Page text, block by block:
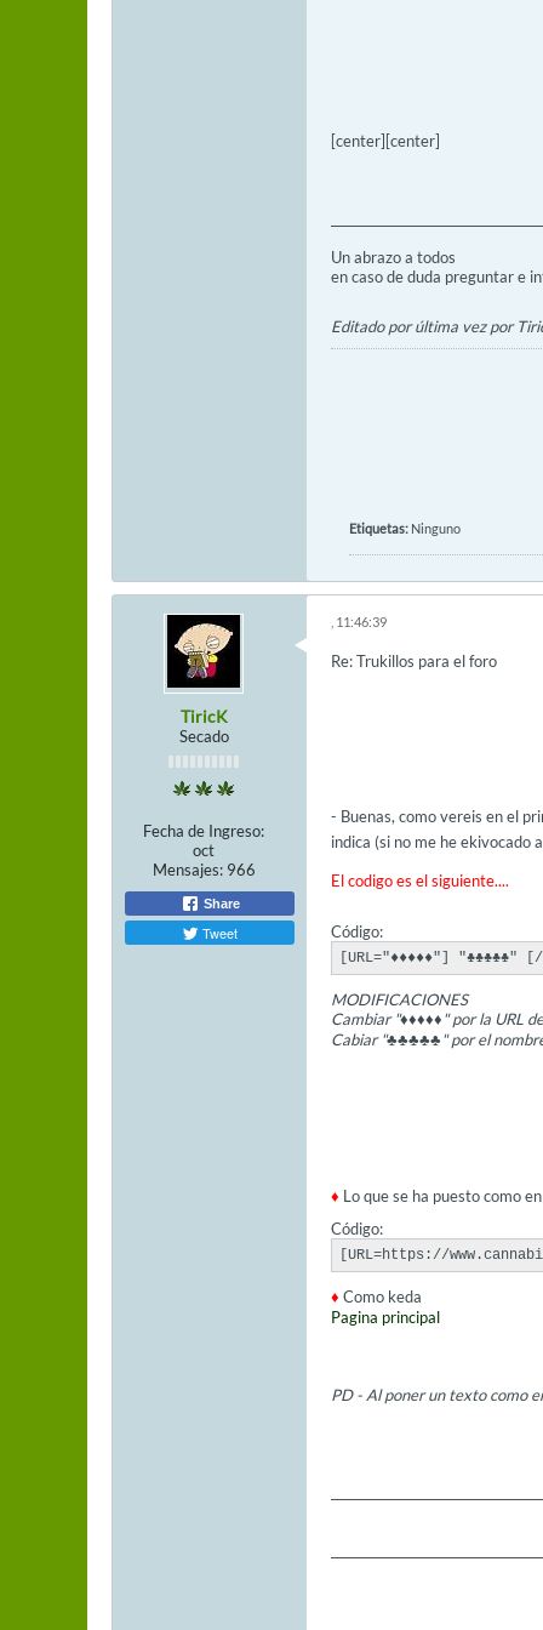
[center][center]
Un abrazo a todos
en caso de duda preguntar e
Editado por última vez por
Etiquetas: Ninguno
TiricK
Secado
Fecha de Ingreso:
oct
Mensajes: 966
Share
Tweet
, 11:46:39
Re: Trukillos para el foro
- Buenas, como vereis en el
indica (si no me he ekivocado
El codigo es el siguiente....
Código:
[URL="♦♦♦♦♦"] "♣♣♣♣♣"
MODIFICACIONES
Cambiar "♦♦♦♦♦" por la URL
Cabiar "♣♣♣♣♣" por el
♦ Lo que se ha puesto como
Código:
[URL=https://
♦ Como keda
Pagina principal
PD - Al poner un texto como